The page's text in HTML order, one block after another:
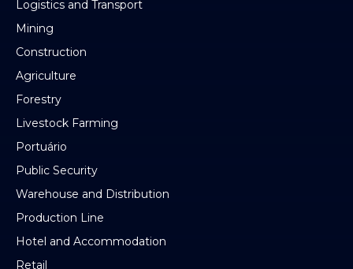
Logistics and Transport
Mining
Construction
Agriculture
Forestry
Livestock Farming
Portuário
Public Security
Warehouse and Distribution
Production Line
Hotel and Accommodation
Retail